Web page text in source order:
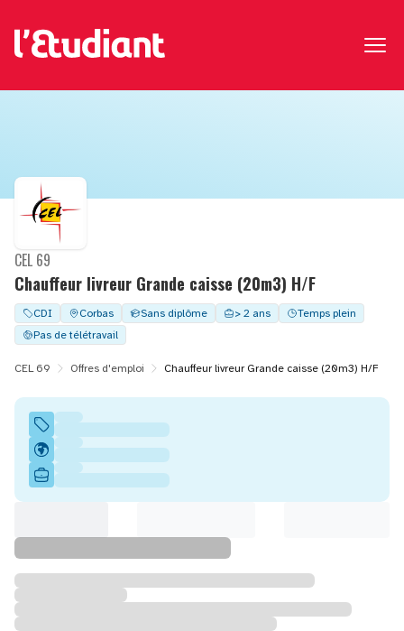
Chauffeur livreur Grande caisse (20m3) H/F
CEL 69
CDI Corbas Sans diplôme > 2 ans
Temps plein
Pas de télétravail
CEL 69 Offres d'emploi Chauffeur livreur Grande caisse (20m3) H/F